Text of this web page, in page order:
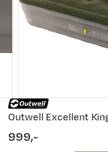
Outwell Excellent
price
999,-